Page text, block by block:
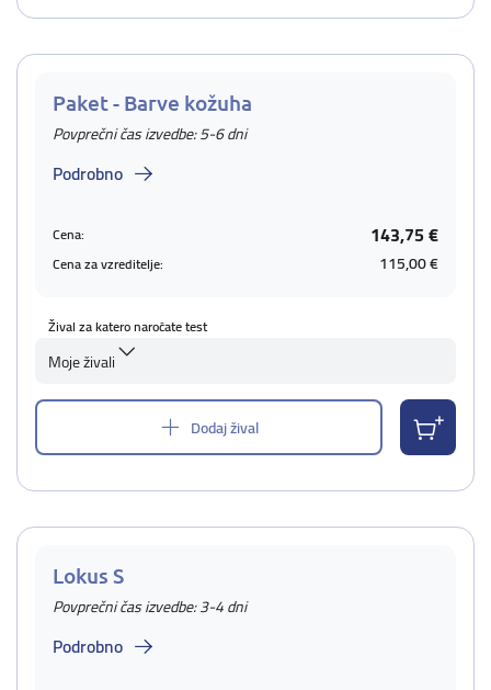
Paket - Barve kožuha
Povprečni čas izvedbe: 5-6 dni
Podrobno
Cena: 143,75 €
Cena za vzreditelje: 115,00 €
Žival za katero naročate test
Moje živali
Dodaj žival
Lokus S
Povprečni čas izvedbe: 3-4 dni
Podrobno